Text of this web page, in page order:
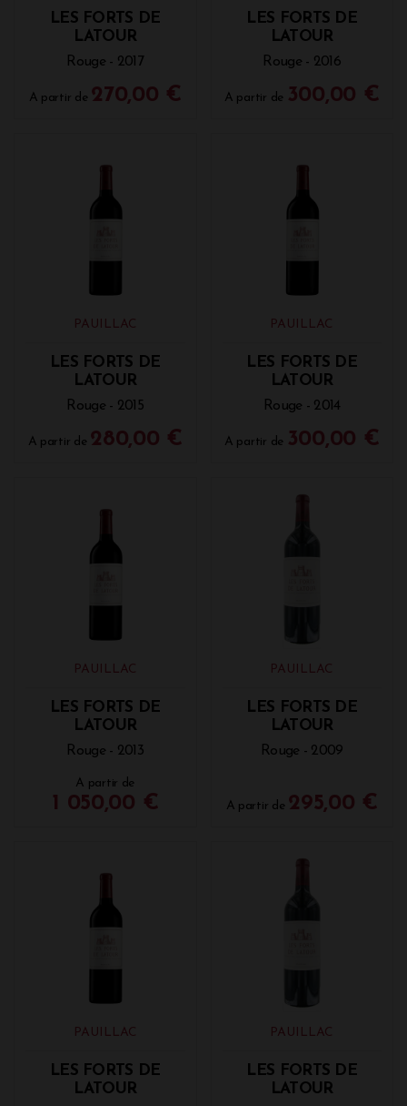
LES FORTS DE
LATOUR
Rouge - 2017
A partir de 270,00 €
LES FORTS DE
LATOUR
Rouge - 2016
A partir de 300,00 €
PAUILLAC
LES FORTS DE
LATOUR
Rouge - 2015
A partir de 280,00 €
PAUILLAC
LES FORTS DE
LATOUR
Rouge - 2014
A partir de 300,00 €
PAUILLAC
LES FORTS DE
LATOUR
Rouge - 2013
A partir de
1 050,00 €
PAUILLAC
LES FORTS DE
LATOUR
Rouge - 2009
A partir de 295,00 €
PAUILLAC
LES FORTS DE
LATOUR
PAUILLAC
LES FORTS DE
LATOUR